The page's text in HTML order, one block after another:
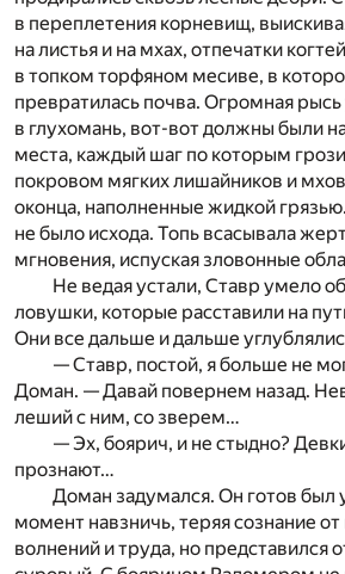
в переплетения корневищ,
на листья и на мхах, отпечатки
в топком торфяном месиве, в
превратилась почва. Огромная рысь
в глухомань, вот-вот должны были
места, каждый шаг по которым
покровом мягких лишайников и
оконца, наполненные жидкой
не было исхода. Топь всасывала
мгновения, испуская зловонные
Не ведая устали, Ставр умело
ловушки, которые расставили на
Они все дальше и дальше
— Ставр, постой, я больше не
Доман. — Давай повернем назад.
леший с ним, со зверем…
— Эх, боярич, и не стыдно?
прознают…
Доман задумался. Он готов был
момент навзничь, теряя сознание
волнений и труда, но представился